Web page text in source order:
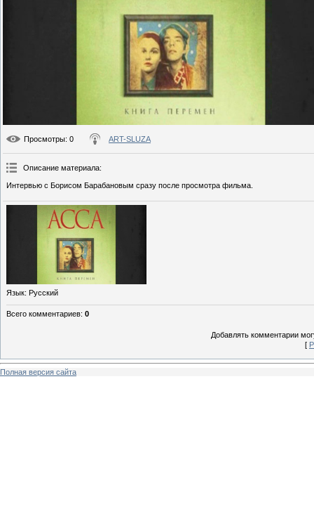
Просмотры: 0 ART-SLUZA
Описание материала:
Интервью с Борисом Барабановым сразу после просмотра фильма.
Язык: Русский
Всего комментариев: 0
Добавлять комментарии
[
Полная версия сайта